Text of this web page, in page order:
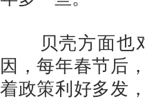
贝壳方面也对
因，每年春节后
着政策利好多发